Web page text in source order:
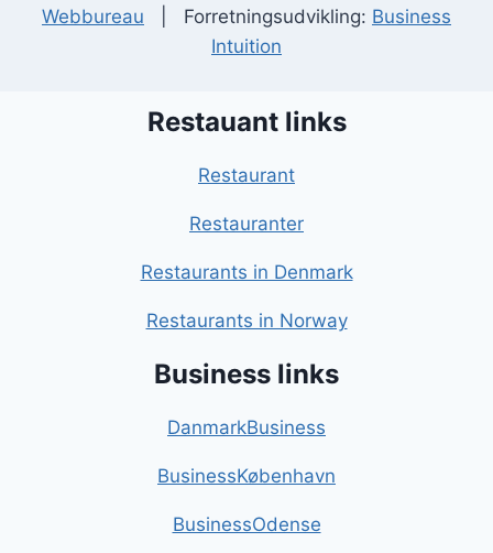
Webbureau | Forretningsudvikling: Business
Intuition
Restauant links
Restaurant
Restauranter
Restaurants in Denmark
Restaurants in Norway
Business links
DanmarkBusiness
BusinessKøbenhavn
BusinessOdense